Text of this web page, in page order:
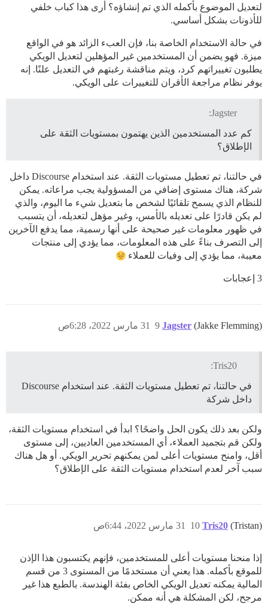
لتعديل الموضوع بأكمله الذي تم إنشاؤه؟ أرى هذا كباب خلفي
للأذونات بشكل أساسي.
في حالة الاستخدام الخاصة بنا، فإن العبء الزائد هو في الواقع
ميزة. فهو يضمن أن المستخدمين غير المؤهلين لتعديل الويكي
يطلبون تغييراتهم كرد، ويتم مناقشة رغبتهم في التعديل علنًا. إنه
يوفر نظام مراجعة الأقران للتغييرات على الويكي.
Jagster:
كم عدد المستخدمين الذين يهتمون بمستويات الثقة على
الإطلاق؟
في حالتنا، تم تعطيل مستويات الثقة. عند استخدام Discourse داخل
شركة، هناك مستوى إضافي من المسؤولية يجب مراعاته. يمكن
للنظام الذي يسمح تلقائيًا لشخص ما بتعديل شيء ما اليوم، والذي
لم يكن قادرًا على تعديله بالأمس، وغير مؤهل لتعديله، أن يتسبب
في ظهور معلومات غير صحيحة على أنها رسمية، مما يدفع الآخرين
إلى التصرف بناءً على هذه المعلومات، مما يؤدي إلى منتجات
معيبة، مما يؤدي إلى وفيات للعملاء
3 إعجابات
Jagster (Jakke Flemming) 31 مارس 2022، 6:28ص 9
Tris20:
في حالتنا، تم تعطيل مستويات الثقة. عند استخدام Discourse
داخل شركة
ولكن بعد ذلك يكون الحل واضحًا؟ ابدأ في استخدام مستويات الثقة،
ولكن قم بتجميد العملاء، أي المستخدمين العاديين، إلى مستوى
أقل، وامنح مستويات أعلى لمن يمكنهم تحرير الويكي. أو هل هناك
سبب آخر لعدم استخدام مستويات الثقة على الإطلاق؟
Tris20 (Tristan) 31 مارس 2022، 6:44ص 10
إذا منحنا مستويات أعلى للمستخدمين، فإنهم يكتسبون هذا الإذن
للموقع بأكمله. هذا يعني أن مستخدمًا من المستوى 3 من قسم
المالية يمكنه تعديل الويكي الخاص بفئة الهندسة. بالطبع هذا غير
مرجح، لكن المشكلة هي أنه ممكن.